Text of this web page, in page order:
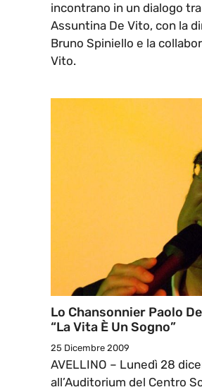
incontrano in un dialogo
Assuntina De Vito, con la
Bruno Spiniello e la
Vito.
Lo Chansonnier Paolo
“La Vita È Un Sogno”
25 Dicembre 2009
AVELLINO – Lunedì 28
all’Auditorium del Centro